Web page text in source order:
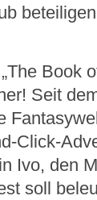
Book
Seit
Click-
Ivo, den
soll